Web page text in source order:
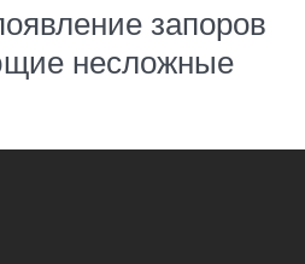
запоров
несложные